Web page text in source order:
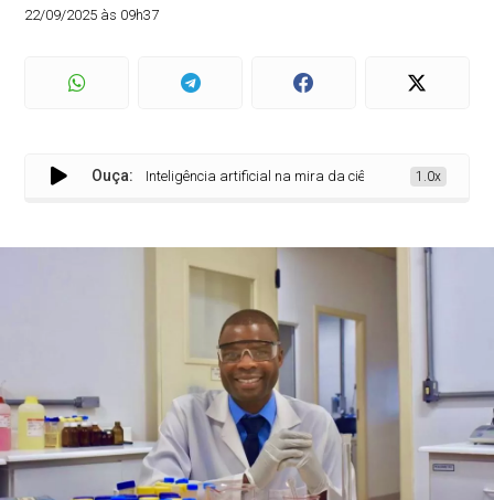
22/09/2025 às 09h37
Ouça:
Inteligência artificial na mira da ciência! Pesquisa da UFPR
1.0x